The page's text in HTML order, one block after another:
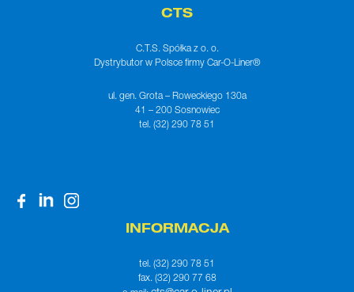
CTS
C.T.S. Spółka z o. o.
Dystrybutor w Polsce firmy Car-O-Liner®
ul. gen. Grota – Roweckiego 130a
41 – 200 Sosnowiec
tel. (32) 290 78 51
INFORMACJA
tel. (32) 290 78 51
fax. (32) 290 77 68